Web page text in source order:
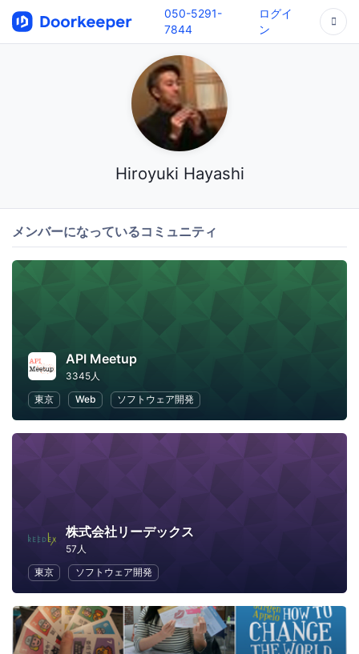
050-5291-
7844
ログイ
ン
Hiroyuki Hayashi
メンバーになっているコミュニティ
API Meetup
3345人
東京
Web ソフトウェア開発
株式会社リーデックス
57人
東京
ソフトウェア開発